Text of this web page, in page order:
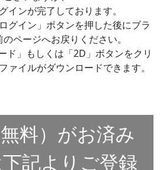
インが完了しております。
グイン」ボタンを押した後にブラ
ページへお戻りください。
ド」もしくは「2D」ボタンをクリ
ァイルがダウンロードできます。
料）がお済み
記よりご登録